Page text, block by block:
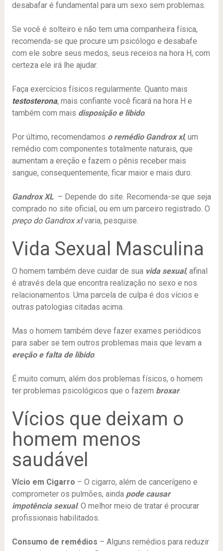
desabafar é fundamental para um sexo sem problemas.
Se você é solteiro e não tem uma companheira física,
recomenda-se que procure um psicólogo e desabafe
com ele sobre seus medos, seus receios na hora H, com
certeza ele irá lhe ajudar.
Faça exercícios físicos regularmente. Quanto mais
testosterona, mais confiante você ficará na hora H e
também com mais disposição e libido.
Por último, recomendamos o remédio Gandrox xl, um
remédio com componentes totalmente naturais, que
aumentam a ereção e fazem o pênis receber mais
sangue, consequentemente, ficar maior e mais duro.
Gandrox XL – Depende do site. Recomenda-se que seja
comprado no site oficial, ou em um parceiro registrado. O
preço do Gandrox xlvaria, pesquise.
Vida Sexual Masculina
O homem também deve cuidar de sua vida sexual, afinal
é através dela que encontra realização no sexo e nos
relacionamentos. Uma parcela de culpa é dos vícios e
outras patologias citadas acima.
Mas o homem também deve fazer exames periódicos
para saber se tem outros problemas mais que levam a
ereção e falta de libido.
É muito comum, além dos problemas físicos, o homem
ter problemas psicológicos que o fazem broxar.
Vícios que deixam o
homem menos
saudável
Vício em Cigarro – O cigarro, além de cancerígeno e
comprometer os pulmões, ainda pode causar
impotência sexual. O melhor meio de tratar é procurar
profissionais habilitados.
Consumo de remédios – Alguns remédios para reduzir